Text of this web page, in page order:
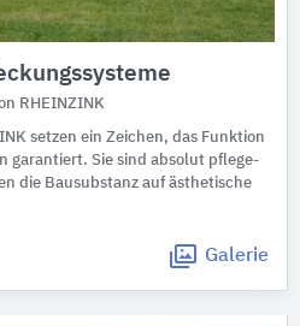
RHEINZINK
setzen ein Zeichen, das Funktion
garantiert. Sie sind absolut pflege-
die Bausubstanz auf ästhetische
Galerie